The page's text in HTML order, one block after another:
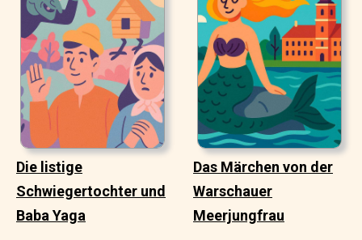
Die listige
Schwiegertochter und
Baba Yaga
Das Märchen von der
Warschauer
Meerjungfrau